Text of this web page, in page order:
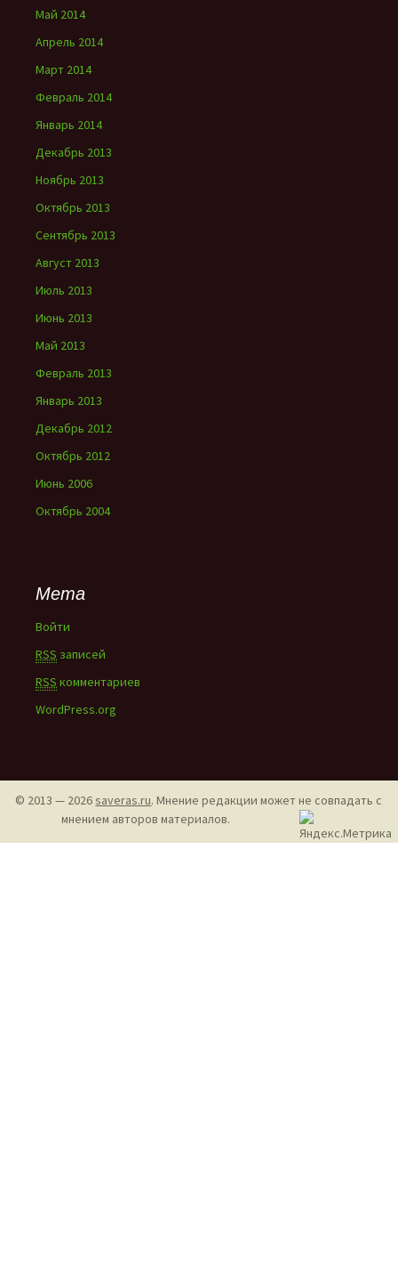
Май 2014
Апрель 2014
Март 2014
Февраль 2014
Январь 2014
Декабрь 2013
Ноябрь 2013
Октябрь 2013
Сентябрь 2013
Август 2013
Июль 2013
Июнь 2013
Май 2013
Февраль 2013
Январь 2013
Декабрь 2012
Октябрь 2012
Июнь 2006
Октябрь 2004
Мета
Войти
RSS записей
RSS комментариев
WordPress.org
© 2013 — 2026saveras.ru. Мнение редакции может не совпадать с
мнением авторов материалов.